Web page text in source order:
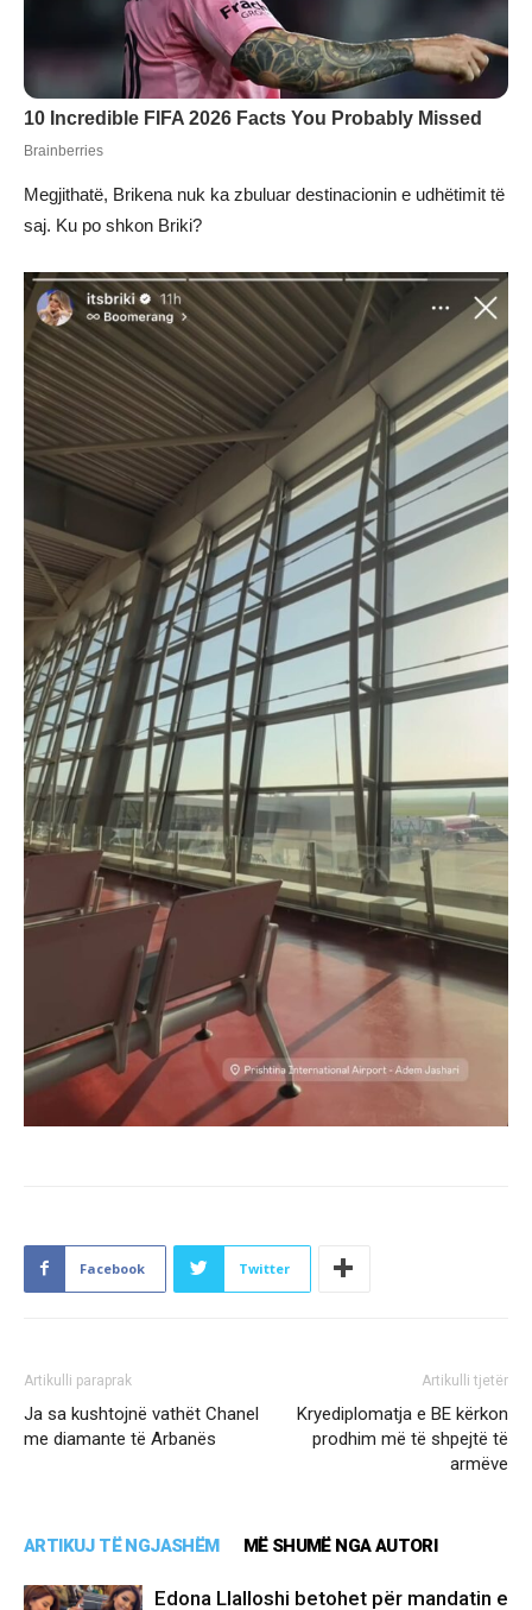
Megjithatë, Brikena nuk ka zbuluar destinacionin e udhëtimit të
saj. Ku po shkon Briki?
Facebook Twitter
Artikulli paraprak
Ja sa kushtojnë vathët Chanel
me diamante të Arbanës
Artikulli tjetër
Kryediplomatja e BE kërkon
prodhim më të shpejtë të
armëve
ARTIKUJ TË NGJASHËM MË SHUMË NGA AUTORI
Edona Llalloshi betohet për mandatin e